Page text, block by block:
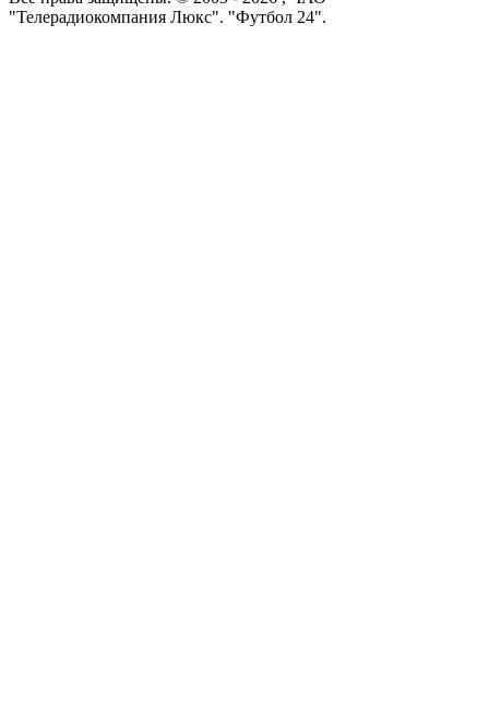
"Телерадиокомпания Люкс". "Футбол 24".